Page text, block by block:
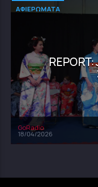
ΑΦΙΕΡΩΜΑΤΑ
REPORT:
GoRadio
18/04/2026